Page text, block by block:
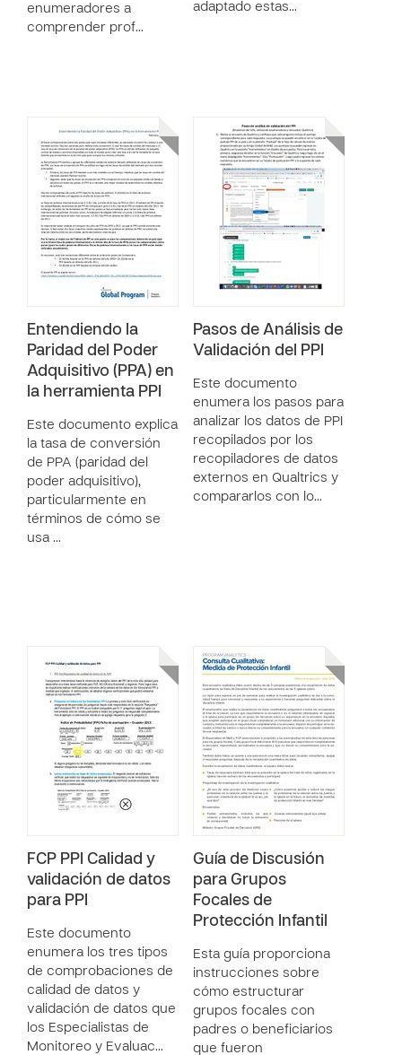
enumeradores a
comprender prof…
adaptado estas…
Entendiendo la
Paridad del Poder
Adquisitivo (PPA) en
la herramienta PPI
Este documento explica
la tasa de conversión
de PPA (paridad del
poder adquisitivo),
particularmente en
términos de cómo se
usa …
Pasos de Análisis de
Validación del PPI
Este documento
enumera los pasos para
analizar los datos de PPI
recopilados por los
recopiladores de datos
externos en Qualtrics y
compararlos con lo…
FCP PPI Calidad y
validación de datos
para PPI
Este documento
enumera los tres tipos
de comprobaciones de
calidad de datos y
validación de datos que
los Especialistas de
Monitoreo y Evaluac…
Guía de Discusión
para Grupos
Focales de
Protección Infantil
Esta guía proporciona
instrucciones sobre
cómo estructurar
grupos focales con
padres o beneficiarios
que fueron